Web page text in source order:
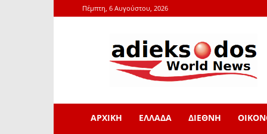
Πέμπτη, 6 Αυγούστου, 2026
adieksodos.gr
ΑΡΧΙΚΗ ΕΛΛΑΔΑ ΔΙΕΘΝΗ